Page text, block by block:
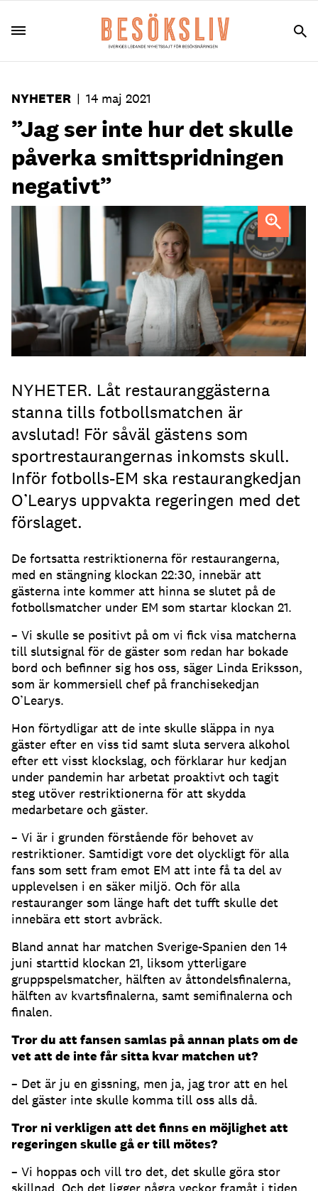
NYHETER | 14 maj 2021
”Jag ser inte hur det skulle
påverka smittspridningen
negativt”
Linda Eriksson, kommersiell chef på O'Learys.
NYHETER. Låt restauranggästerna
stanna tills fotbollsmatchen är
avslutad! För såväl gästens som
sportrestaurangernas inkomsts skull.
Inför fotbolls-EM ska restaurangkedjan
O’Learys uppvakta regeringen med det
förslaget.
De fortsatta restriktionerna för restaurangerna,
med en stängning klockan 22:30, innebär att
gästerna inte kommer att hinna se slutet på de
fotbollsmatcher under EM som startar klockan 21.
– Vi skulle se positivt på om vi fick visa matcherna
till slutsignal för de gäster som redan har bokade
bord och befinner sig hos oss, säger Linda Eriksson,
som är kommersiell chef på franchisekedjan
O’Learys.
Hon förtydligar att de inte skulle släppa in nya
gäster efter en viss tid samt sluta servera alkohol
efter ett visst klockslag, och förklarar hur kedjan
under pandemin har arbetat proaktivt och tagit
steg utöver restriktionerna för att skydda
medarbetare och gäster.
– Vi är i grunden förstående för behovet av
restriktioner. Samtidigt vore det olyckligt för alla
fans som sett fram emot EM att inte få ta del av
upplevelsen i en säker miljö. Och för alla
restauranger som länge haft det tufft skulle det
innebära ett stort avbräck.
Bland annat har matchen Sverige-Spanien den 14
juni starttid klockan 21, liksom ytterligare
gruppspelsmatcher, hälften av åttondelsfinalerna,
hälften av kvartsfinalerna, samt semifinalerna och
finalen.
Tror du att fansen samlas på annan plats om de
vet att de inte får sitta kvar matchen ut?
­– Det är ju en gissning, men ja, jag tror att en hel
del gäster inte skulle komma till oss alls då.
Tror ni verkligen att det finns en möjlighet att
regeringen skulle gå er till mötes?
– Vi hoppas och vill tro det, det skulle göra stor